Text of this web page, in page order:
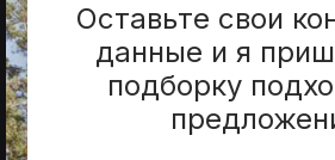
Оставьте свои
данные и я
подборку